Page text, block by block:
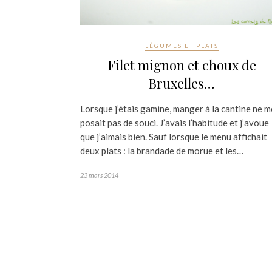
LÉGUMES ET PLATS
Filet mignon et choux de
Bruxelles…
Lorsque j’étais gamine, manger à la cantine ne
posait pas de souci. J’avais l’habitude et j’avoue
que j’aimais bien. Sauf lorsque le menu affichait
deux plats : la brandade de morue et les…
23 mars 2014